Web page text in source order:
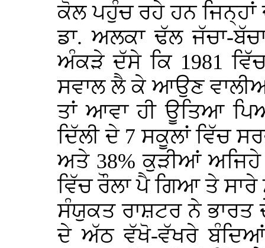
ਕੋਲ ਪਹੁੰਚ ਰਹੇ ਹਨ ਜਿਨ੍ਹਾਂ
ਡਾ. ਅਲਕਾ ਢੱਲ ਜੱਚਾ-
ਅੰਕੜੇ ਦੱਸੇ ਕਿ 1981
ਸਵਾਲ ਲੈ ਕੇ ਆਉਣ
ਤਾਂ ਆਵਾ ਹੀ ਊਤਿਆ
ਦਿੱਲੀ ਦੇ 7 ਸਕੂਲਾਂ ਵਿੱਚ
ਅਤੇ 38% ਕੁੜੀਆਂ ਅਜਿਹੇ
ਵਿੱਚ ਰੌਲਾ ਪੈ ਗਿਆ ਤੇ
ਸੰਯੁਕਤ ਰਾਸ਼ਟਰ ਨੇ ਭਾਰਤ
ਦੇ ਅੱਠ ਵੱਖੋ-ਵੱਖਰੇ